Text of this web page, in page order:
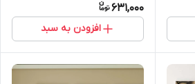
631,000
افزودن به سبد